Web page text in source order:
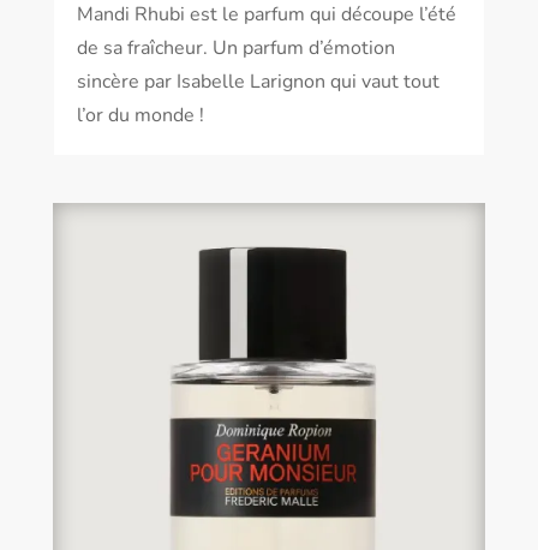
Mandi Rhubi est le parfum qui découpe l’été
de sa fraîcheur. Un parfum d’émotion
sincère par Isabelle Larignon qui vaut tout
l’or du monde !